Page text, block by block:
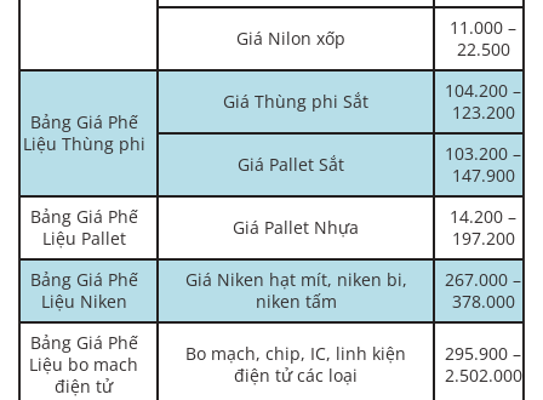
Giá Nilon xốp
11.000 –
22.500
Bảng Giá Phế
Liệu Thùng phi
Giá Thùng phi Sắt
104.200 –
123.200
Giá Pallet Sắt
103.200 –
147.900
Bảng Giá Phế
Liệu Pallet
Giá Pallet Nhựa
14.200 –
197.200
Bảng Giá Phế
Liệu Niken
Giá Niken hạt mít, niken bi,
niken tấm
267.000 –
378.000
Bảng Giá Phế
Liệu bo mach
điện tử
Bo mạch, chip, IC, linh kiện
điện tử các loại
295.900 –
2.502.000